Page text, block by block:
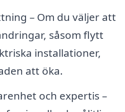
– Om du väljer att
såsom flytt
installationer,
att öka.
och expertis –